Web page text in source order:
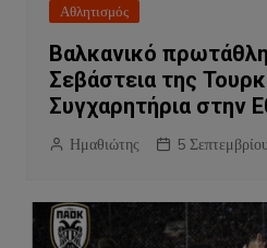
Αθλητισμός
Βαλκανικό
Σεβάστεια της
Συγχαρητήρια στην
Ημαθιώτης 5